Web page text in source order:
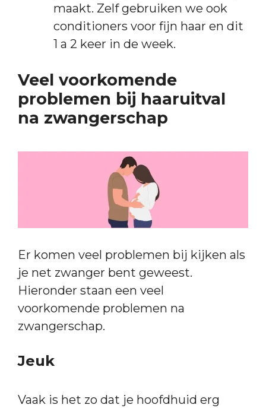
maakt. Zelf gebruiken we ook
conditioners voor fijn haar en dit
1 a 2 keer in de week.
Veel voorkomende
problemen bij haaruitval
na zwangerschap
Er komen veel problemen bij kijken als
je net zwanger bent geweest.
Hieronder staan een veel
voorkomende problemen na
zwangerschap.
Jeuk
Vaak is het zo dat je hoofdhuid erg